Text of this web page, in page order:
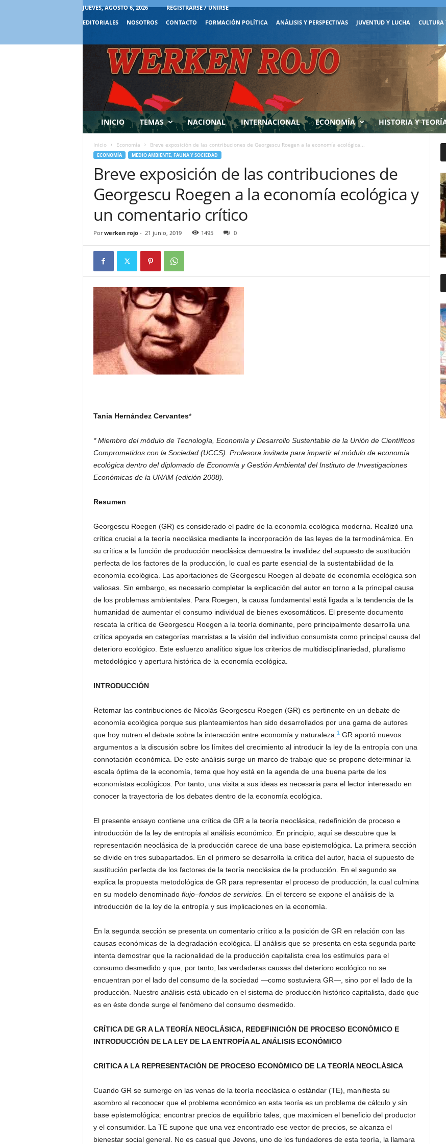
JUEVES, AGOSTO 6, 2026
REGISTRARSE / UNIRSE
EDITORIALES
NOSOTROS CONTACTO FORMACIÓN POLÍTICA ANÁLISIS Y PERSPECTIVAS JUVENTUD Y LUCHA CULTURA
INICIO TEMAS NACIONAL INTERNACIONAL ECONOMÍA HISTORIA Y
Inicio Economía Breve exposición de las contribuciones de Georgescu Roegen a la economía ecológica...
ECONOMÍA MEDIO AMBIENTE, FAUNA Y SOCIEDAD
Breve exposición de las contribuciones de
Georgescu Roegen a la economía ecológica y
un comentario crítico
Por werken rojo- 21 junio, 2019 1495 0
Tania Hernández Cervantes*
* Miembro del módulo de Tecnología, Economía y Desarrollo Sustentable de la Unión de Científicos
Comprometidos con la Sociedad (UCCS). Profesora invitada para impartir el módulo de economía
ecológica dentro del diplomado de Economía y Gestión Ambiental del Instituto de Investigaciones
Económicas de la UNAM (edición 2008).
Resumen
Georgescu Roegen (GR) es considerado el padre de la economía ecológica moderna. Realizó una
crítica crucial a la teoría neoclásica mediante la incorporación de las leyes de la termodinámica. En
su crítica a la función de producción neoclásica demuestra la invalidez del supuesto de sustitución
perfecta de los factores de la producción, lo cual es parte esencial de la sustentabilidad de la
economía ecológica. Las aportaciones de Georgescu Roegen al debate de economía ecológica son
valiosas. Sin embargo, es necesario completar la explicación del autor en torno a la principal causa
de los problemas ambientales. Para Roegen, la causa fundamental está ligada a la tendencia de la
humanidad de aumentar el consumo individual de bienes exosomáticos. El presente documento
rescata la crítica de Georgescu Roegen a la teoría dominante, pero principalmente desarrolla una
crítica apoyada en categorías marxistas a la visión del individuo consumista como principal causa del
deterioro ecológico. Este esfuerzo analítico sigue los criterios de multidisciplinariedad, pluralismo
metodológico y apertura histórica de la economía ecológica.
INTRODUCCIÓN
Retomar las contribuciones de Nicolás Georgescu Roegen (GR) es pertinente en un debate de
economía ecológica porque sus planteamientos han sido desarrollados por una gama de autores
que hoy nutren el debate sobre la interacción entre economía y naturaleza. 1GR aportó nuevos
argumentos a la discusión sobre los límites del crecimiento al introducir la ley de la entropía con una
connotación económica. De este análisis surge un marco de trabajo que se propone determinar la
escala óptima de la economía, tema que hoy está en la agenda de una buena parte de los
economistas ecológicos. Por tanto, una visita a sus ideas es necesaria para el lector interesado en
conocer la trayectoria de los debates dentro de la economía ecológica.
El presente ensayo contiene una crítica de GR a la teoría neoclásica, redefinición de proceso e
introducción de la ley de entropía al análisis económico. En principio, aquí se descubre que la
representación neoclásica de la producción carece de una base epistemológica. La primera sección
se divide en tres subapartados. En el primero se desarrolla la crítica del autor, hacia el supuesto de
sustitución perfecta de los factores de la teoría neoclásica de la producción. En el segundo se
explica la propuesta metodológica de GR para representar el proceso de producción, la cual culmina
en su modelo denominado flujo–fondos de servicios. En el tercero se expone el análisis de la
introducción de la ley de la entropía y sus implicaciones en la economía.
En la segunda sección se presenta un comentario crítico a la posición de GR en relación con las
causas económicas de la degradación ecológica. El análisis que se presenta en esta segunda parte
intenta demostrar que la racionalidad de la producción capitalista crea los estímulos para el
consumo desmedido y que, por tanto, las verdaderas causas del deterioro ecológico no se
encuentran por el lado del consumo de la sociedad —como sostuviera GR—, sino por el lado de la
producción. Nuestro análisis está ubicado en el sistema de producción histórico capitalista, dado que
es en éste donde surge el fenómeno del consumo desmedido.
CRÍTICA DE GR A LA TEORÍA NEOCLÁSICA, REDEFINICIÓN DE PROCESO ECONÓMICO E
INTRODUCCIÓN DE LA LEY DE LA ENTROPÍA AL ANÁLISIS ECONÓMICO
CRITICA A LA REPRESENTACIÓN DE PROCESO ECONÓMICO DE LA TEORÍA NEOCLÁSICA
Cuando GR se sumerge en las venas de la teoría neoclásica o estándar (TE), manifiesta su
asombro al reconocer que el problema económico en esta teoría es un problema de cálculo y sin
base epistemológica: encontrar precios de equilibrio tales, que maximicen el beneficio del productor
y el consumidor. La TE supone que una vez encontrado ese vector de precios, se alcanza el
bienestar social general. No es casual que Jevons, uno de los fundadores de esta teoría, la llamara